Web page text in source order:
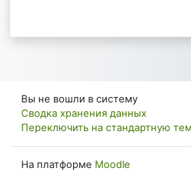
Вы не вошли в систему
Сводка хранения данных
Переключить на стандартную
На платформе Moodle